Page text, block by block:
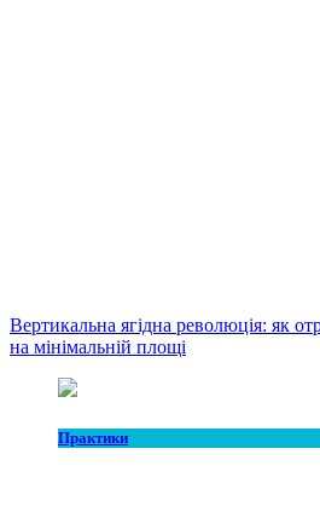
Вертикальна ягідна революція: як
на мінімальній площі
Практики